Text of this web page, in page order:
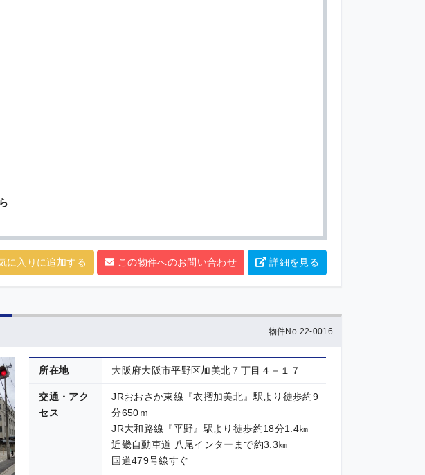
に入りに追加する この物件へのお問い合わせ 詳細を見る
物件No.22-0016
所在地 大阪府大阪市平野区加美北７丁目４－１７
交通・アク
セス
JRおおさか東線『衣摺加美北』駅より徒歩約9
分650ｍ
JR大和路線『平野』駅より徒歩約18分1.4㎞
近畿自動車道 八尾インターまで約3.3㎞
国道479号線すぐ